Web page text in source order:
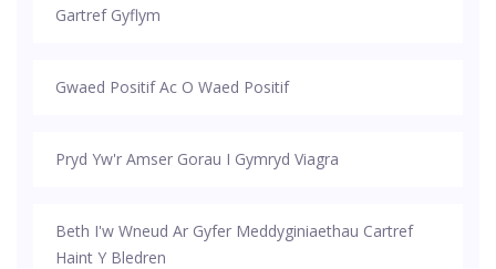
Gartref Gyflym
Gwaed Positif Ac O Waed Positif
Pryd Yw'r Amser Gorau I Gymryd Viagra
Beth I'w Wneud Ar Gyfer Meddyginiaethau Cartref
Haint Y Bledren